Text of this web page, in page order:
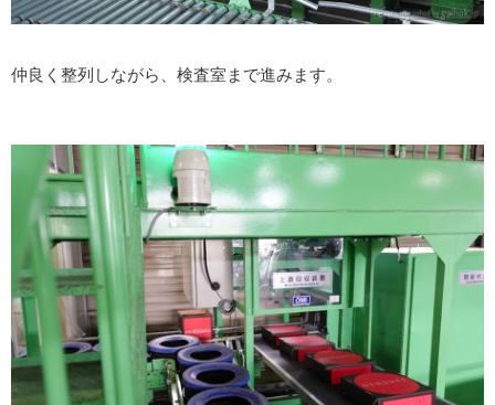
仲良く整列しながら、検査室まで進みます。